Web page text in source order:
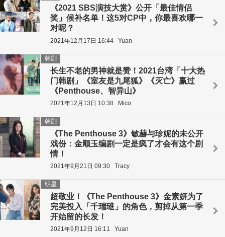
《2021 SBS演技大赏》公开「最佳情侣
奖」候补名单！这5对CP中，你最喜欢哪一
对呢？
2021年12月17日 16:44 Yuan
长生不老的男神就是赞！2021台湾「十大热
门韩剧」《室友是九尾狐》《灭亡》赢过
《Penthouse、智异山》
韩剧
2021年12月13日 10:38 Mico
《The Penthouse 3》敏赫与珍妮的未公开
戏份：金顺玉编剧一定是疯了才会有这个剧
情！
韩剧
2021年9月21日 09:30 Tracy
超敬业！《The Penthouse 3》金素妍为了
完美投入「千瑞璡」的角色，剪掉从第一季
开始留的长发！
明星
2021年9月12日 16:11 Yuan